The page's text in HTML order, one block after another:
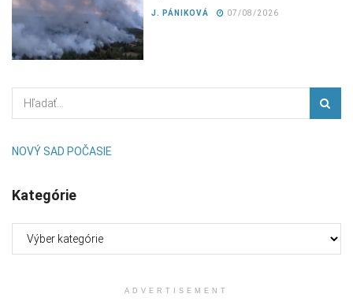
J. PÁNIKOVÁ 07/08/2026
NOVÝ SAD POČASIE
Kategórie
ADVERTISEMENT